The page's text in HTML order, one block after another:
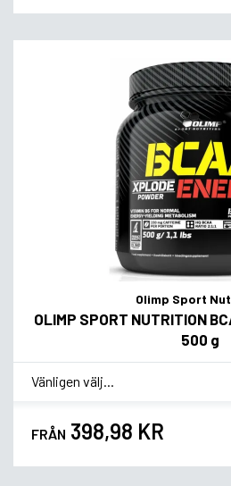
Olimp Sport
OLIMP SPORT NUTRITION
500 g
* Smagsvariant
FRÅN 398,98 KR